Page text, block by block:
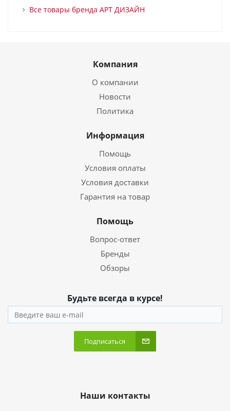
Все товары бренда АРТ ДИЗАЙН
Компания
О компании
Новости
Политика
Информация
Помощь
Условия оплаты
Условия доставки
Гарантия на товар
Помощь
Вопрос-ответ
Бренды
Обзоры
Будьте всегда в курсе!
Подписаться
Наши контакты